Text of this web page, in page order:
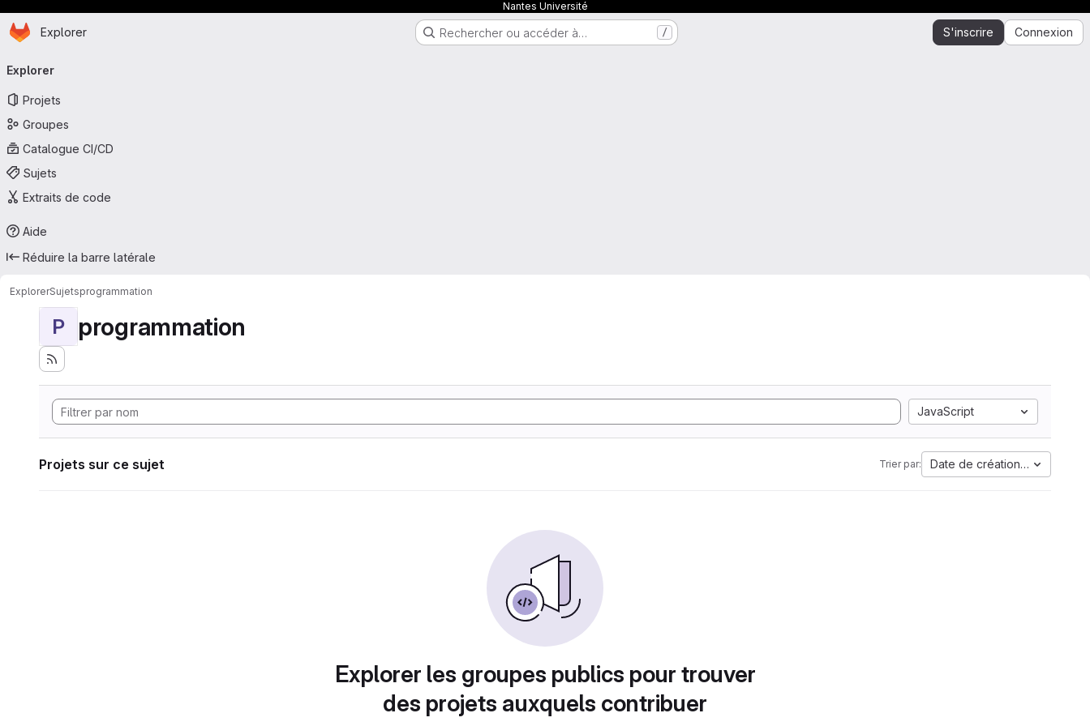
Nantes Université
Passer au contenu principal
Page d'accueil
Explorer Rechercher ou accéder à… / S'inscrire Connexion
principale
Explorer
Projets
Groupes
Catalogue CI/CD
Sujets
Extraits de code
Aide
Réduire la barre latérale
ExplorerSujetsprogrammation
P programmation
JavaScript
Projets sur ce sujet Trier par: Date de création la plus
Explorer les groupes publics pour trouver
des projets auxquels contribuer